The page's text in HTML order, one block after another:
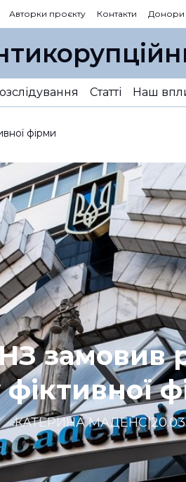
Авторки проєкту Контакти Донори
Статті Наш
фірми
замовив
фіктивної
КАТЕРИНА МАДЕНС|